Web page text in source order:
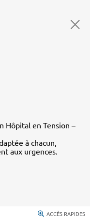
Hôpital en Tension –
à chacun,
aux urgences.
ACCÈS RAPIDES